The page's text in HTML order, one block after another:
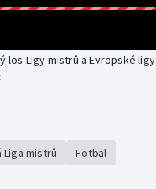
los Ligy mistrů a Evropské ligy
mistrů Fotbal